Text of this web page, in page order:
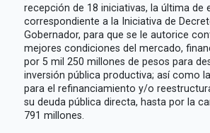
recepción de 18 iniciativas, la última de
correspondiente a la Iniciativa de
Gobernador, para que se le autorice
mejores condiciones del mercado,
por 5 mil 250 millones de pesos para
inversión pública productiva; así como
para el refinanciamiento y/o
su deuda pública directa, hasta por la
791 millones.